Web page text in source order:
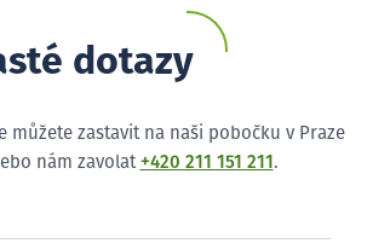
dotazy
můžete zastavit na naši pobočku v Praze
nám zavolat +420 211 151 211 .